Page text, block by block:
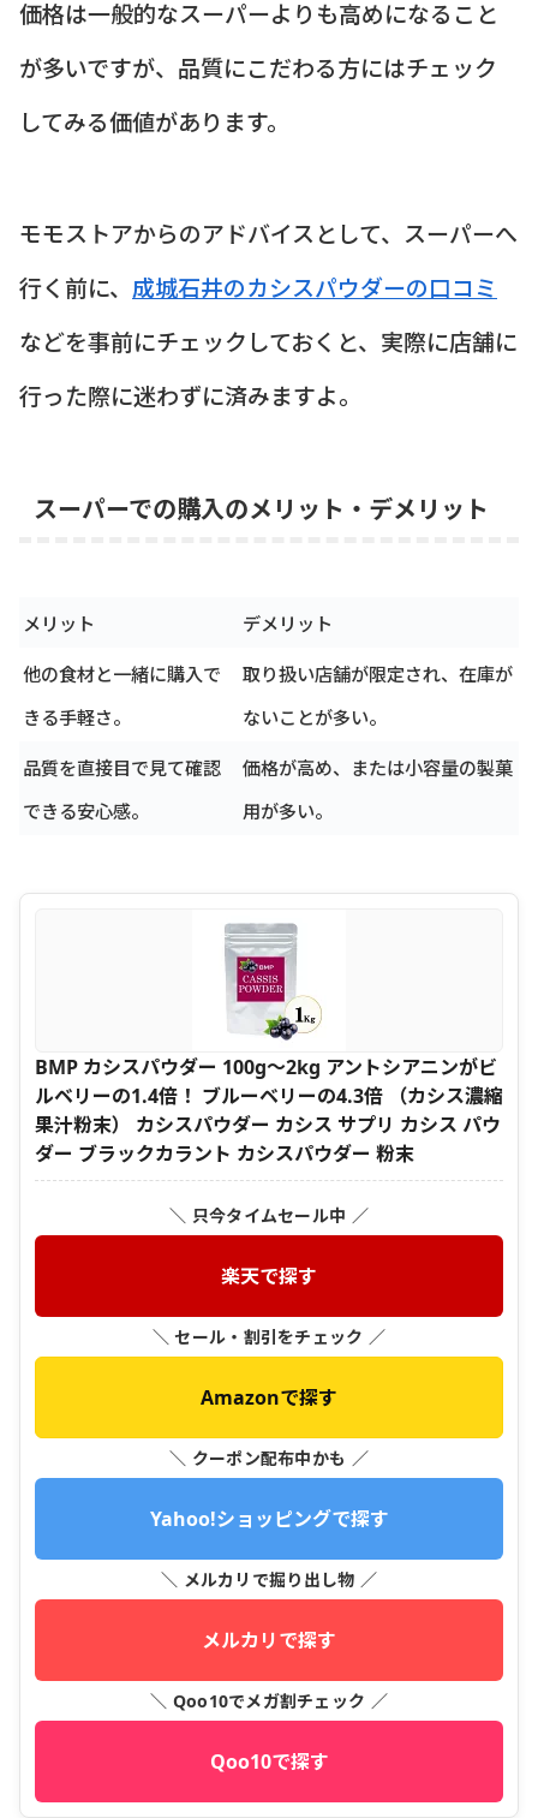
価格は一般的なスーパーよりも高めになること
が多いですが、品質にこだわる方にはチェック
してみる価値があります。
モモストアからのアドバイスとして、スーパーへ
行く前に、 成城石井のカシスパウダーの口コミ
などを事前にチェックしておくと、実際に店舗に
行った際に迷わずに済みますよ。
スーパーでの購入のメリット・デメリット
メリット
デメリット
他の食材と一緒に購入で
きる手軽さ。
取り扱い店舗が限定され、在庫が
ないことが多い。
品質を直接目で見て確認
できる安心感。
価格が高め、または小容量の製菓
用が多い。
BMP カシスパウダー 100g～2kg アントシアニンがビ
ルベリーの1.4倍！ ブルーベリーの4.3倍 （カシス濃縮
果汁粉末） カシスパウダー カシス サプリ カシス パウ
ダー ブラックカラント カシスパウダー 粉末
＼ 只今タイムセール中 ／
楽天で探す
＼ セール・割引をチェック ／
Amazonで探す
＼ クーポン配布中かも ／
Yahoo!ショッピングで探す
＼ メルカリで掘り出し物 ／
メルカリで探す
＼ Qoo10でメガ割チェック ／
Qoo10で探す